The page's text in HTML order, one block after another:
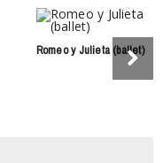
Romeo y Julieta (ballet)